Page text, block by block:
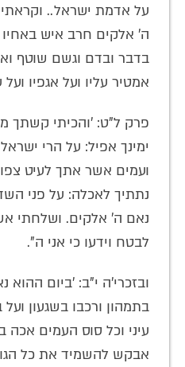
על אדמת ישראל..
ה' אלקים חרב איש
בדבר ובדם וגשם שוטף
אמטיר עליו ועל אגפיו
פרק ל"ט: 'והכיתי קשתך
ימינך אפיל: על הרי
ועמים אשר אתך לעיט
נתתיך לאכלה: על פני
נאם ה' אלקים. ושלחתי
לבטח וידעו כי אני ה".
ובזכרי'ה י"ב: 'ביום
בתמהון ורכבו בשגעון
עיני וכל סוס העמים אכה
אבקש להשמיד את כל